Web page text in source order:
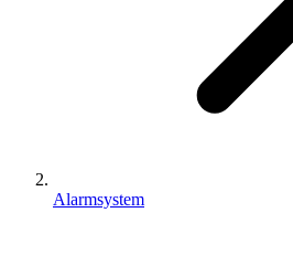
Alarmsystem